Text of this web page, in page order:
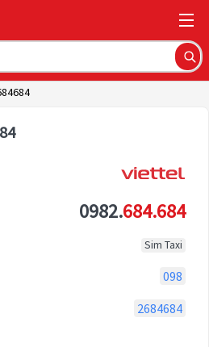
0982.684.684
Sim Taxi
098
2684684